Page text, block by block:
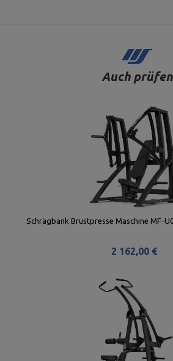
Auch prüfen
Schrägbank Brustpresse Maschine MF-
2 162,00 €